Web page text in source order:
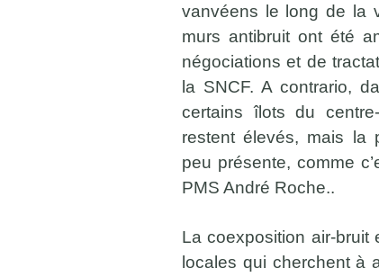
vanvéens le long de la
murs antibruit ont été
négociations et de
la SNCF. A contrario,
certains îlots du
restent élevés, mais la
peu présente, comme
PMS André Roche..
La coexposition air-bruit
locales qui cherchent à